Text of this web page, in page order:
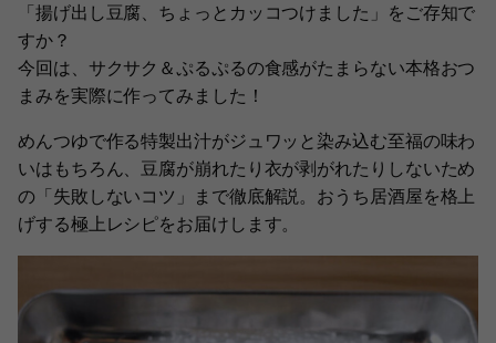
「揚げ出し豆腐、ちょっとカッコつけました」をご存知で
すか？
今回は、サクサク＆ぷるぷるの食感がたまらない本格おつ
まみを実際に作ってみました！
めんつゆで作る特製出汁がジュワッと染み込む至福の味わ
いはもちろん、豆腐が崩れたり衣が剥がれたりしないため
の「失敗しないコツ」まで徹底解説。おうち居酒屋を格上
げする極上レシピをお届けします。